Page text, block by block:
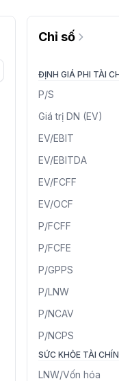
Chỉ số
ĐỊNH GIÁ PHI TÀI
P/S
Giá trị DN (EV)
EV/EBIT
EV/EBITDA
EV/FCFF
EV/OCF
P/FCFF
P/FCFE
P/GPPS
P/LNW
P/NCAV
P/NCPS
SỨC KHỎE TÀI
LNW/Vốn hóa